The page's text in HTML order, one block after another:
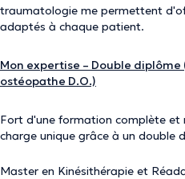
traumatologie me permettent
adaptés à chaque patient.
Mon expertise – Double
ostéopathe D.O.)
Fort d'une formation complète et
charge unique grâce à un double
Master en Kinésithérapie et